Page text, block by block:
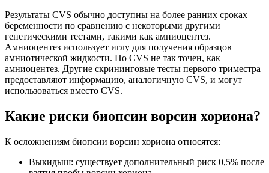
Результаты CVS обычно доступны на более ранних сроках
беременности по сравнению с некоторыми другими
генетическими тестами, такими как амниоцентез.
Амниоцентез использует иглу для получения образцов
амниотической жидкости. Но CVS не так точен, как
амниоцентез. Другие скрининговые тесты первого триместра
предоставляют информацию, аналогичную CVS, и могут
использоваться вместо CVS.
Какие риски биопсии ворсин хориона?
К осложнениям биопсии ворсин хориона относятся:
Выкидыш: существует дополнительный риск 0,5% после